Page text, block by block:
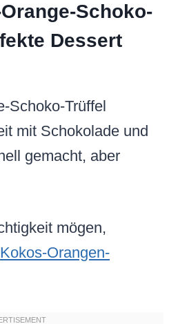
Schoko-
Dessert
Schoko-Trüffel
mit Schokolade und
gemacht, aber
mögen,
Kokos-Orangen-